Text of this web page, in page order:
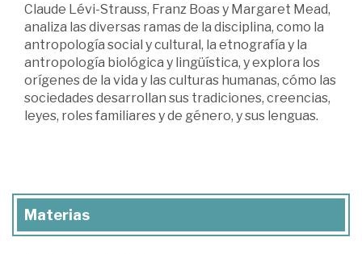
Claude Lévi-Strauss, Franz Boas y Margaret Mead,
analiza las diversas ramas de la disciplina, como la
antropología social y cultural, la etnografía y la
antropología biológica y lingüística, y explora los
orígenes de la vida y las culturas humanas, cómo las
sociedades desarrollan sus tradiciones, creencias,
leyes, roles familiares y de género, y sus lenguas.
Materias